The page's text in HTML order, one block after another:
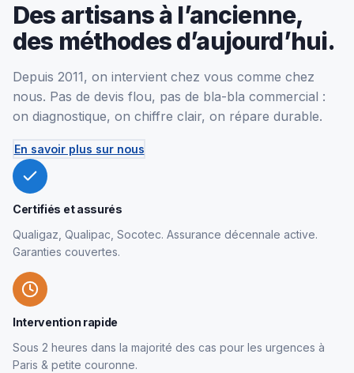
Des artisans à l’ancienne,
des méthodes d’aujourd’hui.
Depuis 2011, on intervient chez vous comme chez
nous. Pas de devis flou, pas de bla-bla commercial :
on diagnostique, on chiffre clair, on répare durable.
En savoir plus sur nous
Certifiés et assurés
Qualigaz, Qualipac, Socotec. Assurance décennale active.
Garanties couvertes.
Intervention rapide
Sous 2 heures dans la majorité des cas pour les urgences à
Paris & petite couronne.